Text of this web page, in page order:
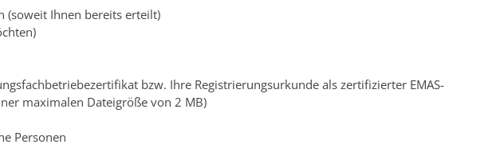
(soweit Ihnen bereits erteilt)
bzw. Ihre Registrierungsurkunde als zertifizierter EMAS-
maximalen Dateigröße von 2 MB)
Personen